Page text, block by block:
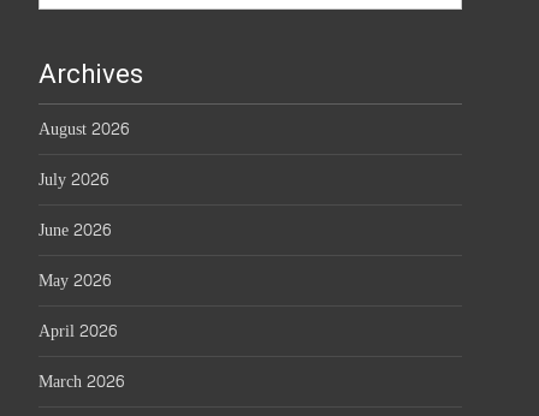
Archives
August 2026
July 2026
June 2026
May 2026
April 2026
March 2026